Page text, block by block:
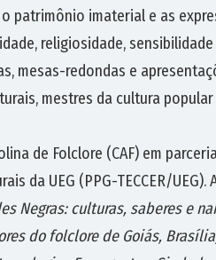
patrimônio imaterial e as
religiosidade,
mesas-redondas e
mestres da cultura
de Folclore (CAF) em
da UEG (PPG-TECCER/
Negras: culturas, saberes e
do folclore de Goiás,